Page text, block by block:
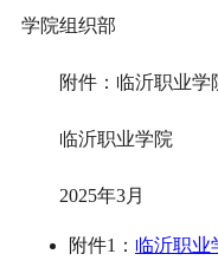
学院组织部
附件：临沂职业学
临沂职业学院
2025年3月
附件1： 临沂职业